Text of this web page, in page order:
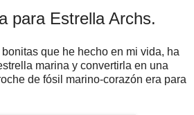
para Estrella Archs.
que he hecho en mi vida, ha
marina y convertirla en una
de fósil marino-corazón era para